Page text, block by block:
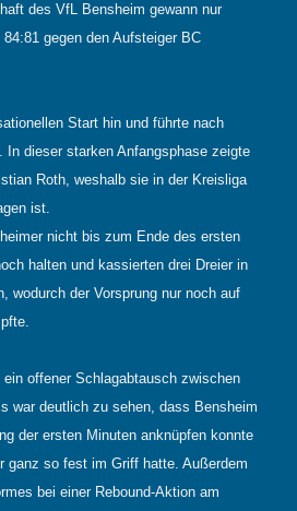
des VfL Bensheim gewann nur
gegen den Aufsteiger BC
Start hin und führte nach
In dieser starken Anfangsphase zeigte
Roth, weshalb sie in der Kreisliga
ist.
nicht bis zum Ende des ersten
halten und kassierten drei Dreier in
wodurch der Vorsprung nur noch auf
offener Schlagabtausch zwischen
war deutlich zu sehen, dass Bensheim
der ersten Minuten anknüpfen konnte
ganz so fest im Griff hatte. Außerdem
bei einer Rebound-Aktion am